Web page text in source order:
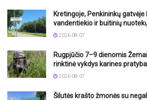
Kretingoje, Penkininkų
vandentiekio ir buitinių
2026-08-07
Rugpjūčio 7–9 dienomis
rinktinė vykdys karines
2026-08-07
Šilutės krašto žmonės su